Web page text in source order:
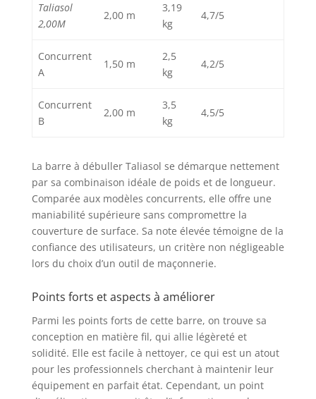
Taliasol
2,00M
2,00 m
3,19
kg
4,7/5
Concurrent
A
1,50 m
2,5
kg
4,2/5
Concurrent
B
2,00 m
3,5
kg
4,5/5
La barre à débuller Taliasol se démarque nettement
par sa combinaison idéale de poids et de longueur.
Comparée aux modèles concurrents, elle offre une
maniabilité supérieure sans compromettre la
couverture de surface. Sa note élevée témoigne de la
confiance des utilisateurs, un critère non négligeable
lors du choix d’un outil de maçonnerie.
Points forts et aspects à améliorer
Parmi les points forts de cette barre, on trouve sa
conception en matière fil, qui allie légèreté et
solidité. Elle est facile à nettoyer, ce qui est un atout
pour les professionnels cherchant à maintenir leur
équipement en parfait état. Cependant, un point